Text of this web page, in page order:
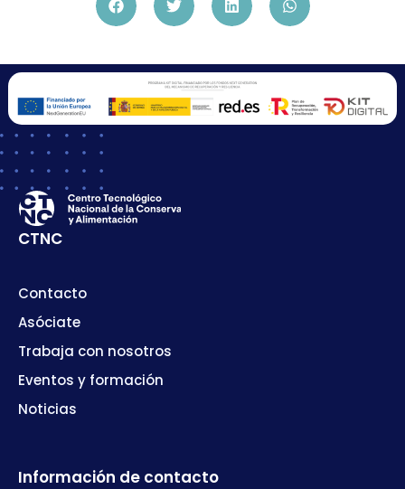
CTNC
Contacto
Asóciate
Trabaja con nosotros
Eventos y formación
Noticias
Información de contacto